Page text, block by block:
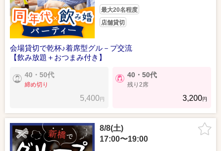
最大20名程度
店舗貸切
会場貸切で乾杯♪着席型グル－プ交流
【飲み放題＋おつまみ付き】
40・50代
締め切り
5,400円
40・50代
残り2席
3,200円
8/8(土)
17:00〜19:00